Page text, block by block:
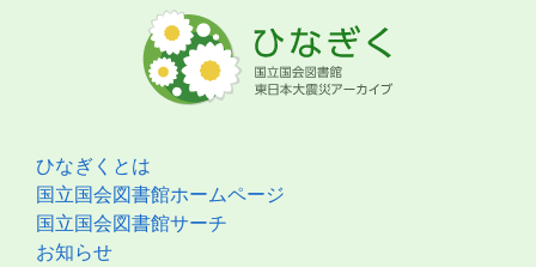
ひなぎくとは
国立国会図書館ホームページ
国立国会図書館サーチ
お知らせ